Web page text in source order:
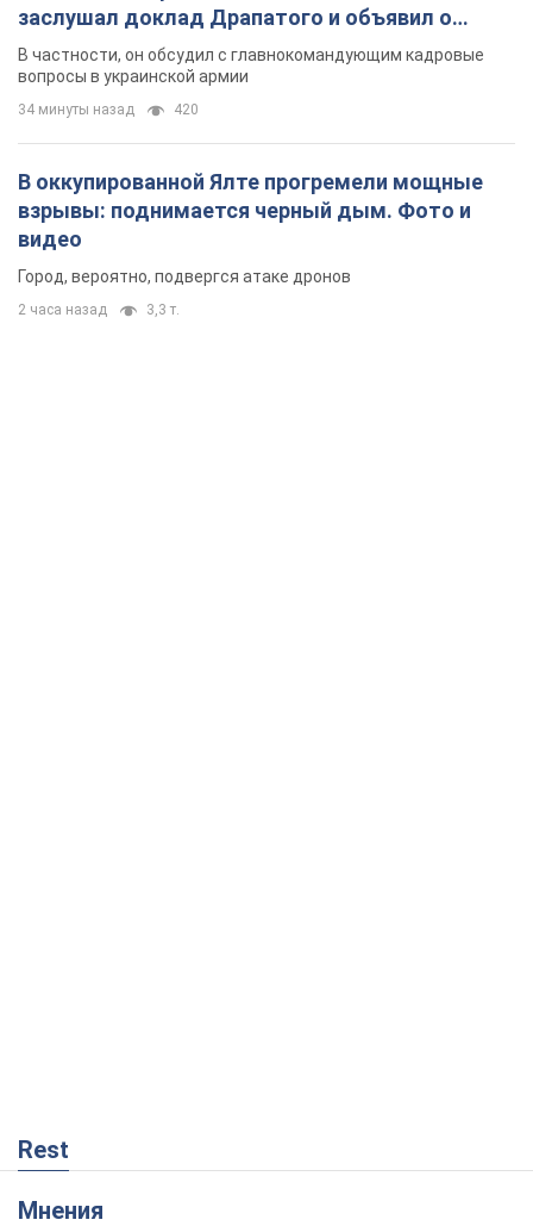
заслушал доклад Драпатого и объявил о
новых мерах
В частности, он обсудил с главнокомандующим кадровые
вопросы в украинской армии
34 минуты назад 420
В оккупированной Ялте прогремели мощные
взрывы: поднимается черный дым. Фото и
видео
Город, вероятно, подвергся атаке дронов
2 часа назад 3,3 т.
Rest
Мнения